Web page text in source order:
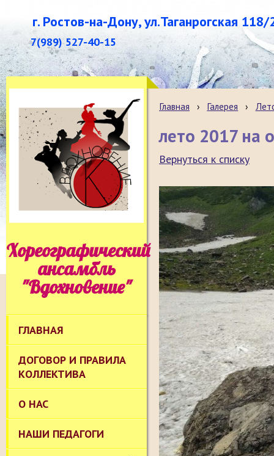
г. Ростов-на-Дону, ул.Таганрогская 118/
7(989) 527-40-15
Хореографический
ансамбль
"Вдохновение"
ГЛАВНАЯ
ДОГОВОР И ПРАВИЛА
КОЛЛЕКТИВА
О НАС
НАШИ ПЕДАГОГИ
Главная › Галерея ›
лето 2017 на
Вернуться к списку